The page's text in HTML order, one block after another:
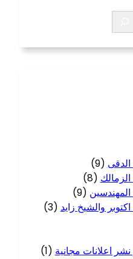
(9)
(8)
(9)
والشيخ زايد (3)
اعلانات مجانية (1)